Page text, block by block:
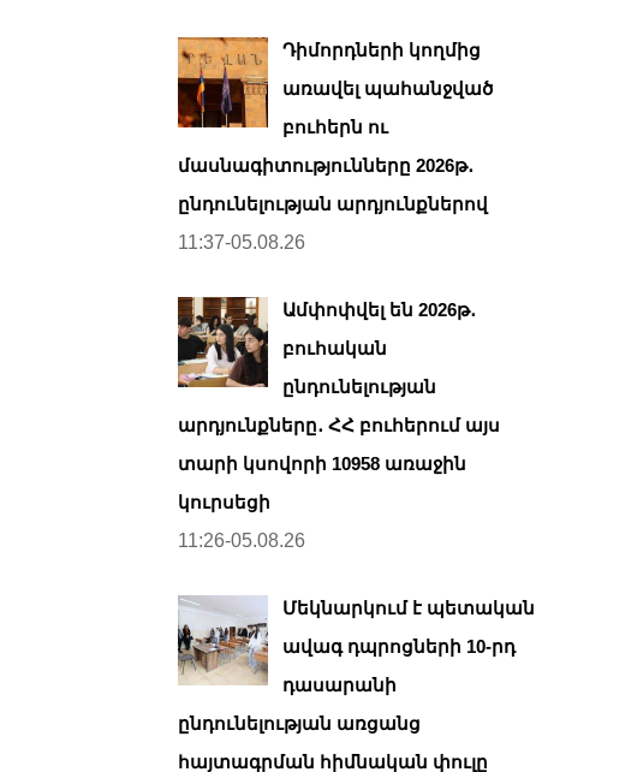
Դիմորդների կողմից
առավել պահանջված
բուհերն ու
մասնագիտությունները 2026թ․
ընդունելության արդյունքներով
11:37-05.08.26
Ամփոփվել են 2026թ․
բուհական
ընդունելության
արդյունքները․ ՀՀ բուհերում այս
տարի կսովորի 10958 առաջին
կուրսեցի
11:26-05.08.26
Մեկնարկում է պետական
ավագ դպրոցների 10-րդ
դասարանի
ընդունելության առցանց
հայտագրման հիմնական փուլը